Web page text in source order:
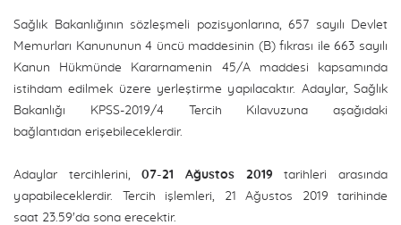
Sağlık Bakanlığının sözleşmeli pozisyonlarına, 657 sayılı Devlet
Memurları Kanununun 4 üncü maddesinin (B) fıkrası ile 663 sayılı
Kanun Hükmünde Kararnamenin 45/A maddesi kapsamında
istihdam edilmek üzere yerleştirme yapılacaktır. Adaylar, Sağlık
Bakanlığı KPSS-2019/4 Tercih Kılavuzuna aşağıdaki
bağlantıdan erişebileceklerdir.
Adaylar tercihlerini,07-21 Ağustos 2019 tarihleri arasında
yapabileceklerdir. Tercih işlemleri, 21 Ağustos 2019 tarihinde
saat 23.59'da sona erecektir.